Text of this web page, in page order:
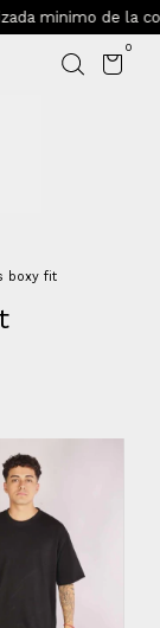
minimo de la
0
boxy fit